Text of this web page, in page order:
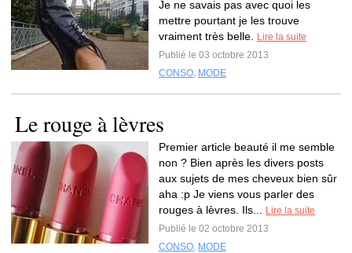
Je ne savais pas avec quoi les
mettre pourtant je les trouve
vraiment très belle.
Lire la suite
Publié le 03 octobre 2013
CONSO, MODE
Le rouge à lèvres
Premier article beauté il me semble
non ? Bien après les divers posts
aux sujets de mes cheveux bien sûr
aha :p Je viens vous parler des
rouges à lèvres. Ils...
Lire la suite
Publié le 02 octobre 2013
CONSO, MODE